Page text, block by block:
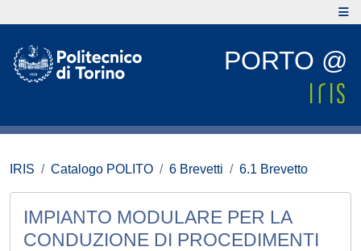
PORTO @
IRIS Catalogo POLITO 6 Brevetti 6.1 Brevetto
IMPIANTO MODULARE PER LA
CONDUZIONE DI PROCEDIMENTI